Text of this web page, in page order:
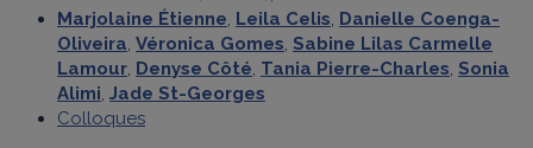
Marjolaine Étienne, Leila Celis, Danielle Coenga-
Oliveira, Véronica Gomes, Sabine Lilas Carmelle
Lamour, Denyse Côté, Tania Pierre-Charles, Sonia
Alimi, Jade St-Georges
Colloques